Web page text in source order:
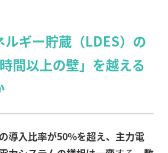
ギー貯蔵（LDES）の
間以上の壁」を越える
導入比率が50%を超え、主力電